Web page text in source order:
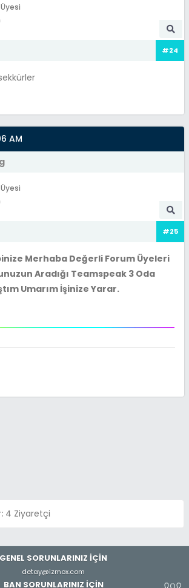
#24
AM
#25
Merhaba Değerli Forum Üyeleri
Aradığı Teamspeak 3 Oda
Umarım İşinize Yarar.
4 Ziyaretçi
GENEL SORUNLARINIZ İÇİN
detay@izmox.com
BAN SORUNLARINIZ İÇİN